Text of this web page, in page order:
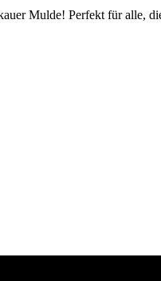
Mulde! Perfekt für alle,